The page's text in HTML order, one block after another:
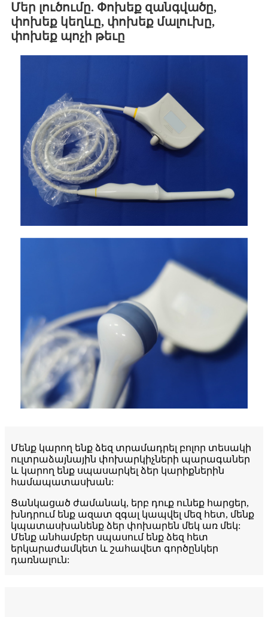
Մեր լուծումը. Փոխեք զանգվածը,
փոխեք կեղևը, փոխեք մալուխը,
փոխեք պոչի թեւը
Մենք կարող ենք ձեզ տրամադրել բոլոր տեսակի
ուլտրաձայնային փոխարկիչների պարագաներ
և կարող ենք սպասարկել ձեր կարիքներին
համապատասխան:
Ցանկացած ժամանակ, երբ դուք ունեք հարցեր,
խնդրում ենք ազատ զգալ կապվել մեզ հետ, մենք
կպատասխանենք ձեր փոխարեն մեկ առ մեկ:
Մենք անհամբեր սպասում ենք ձեզ հետ
երկարաժամկետ և շահավետ գործընկեր
դառնալուն: